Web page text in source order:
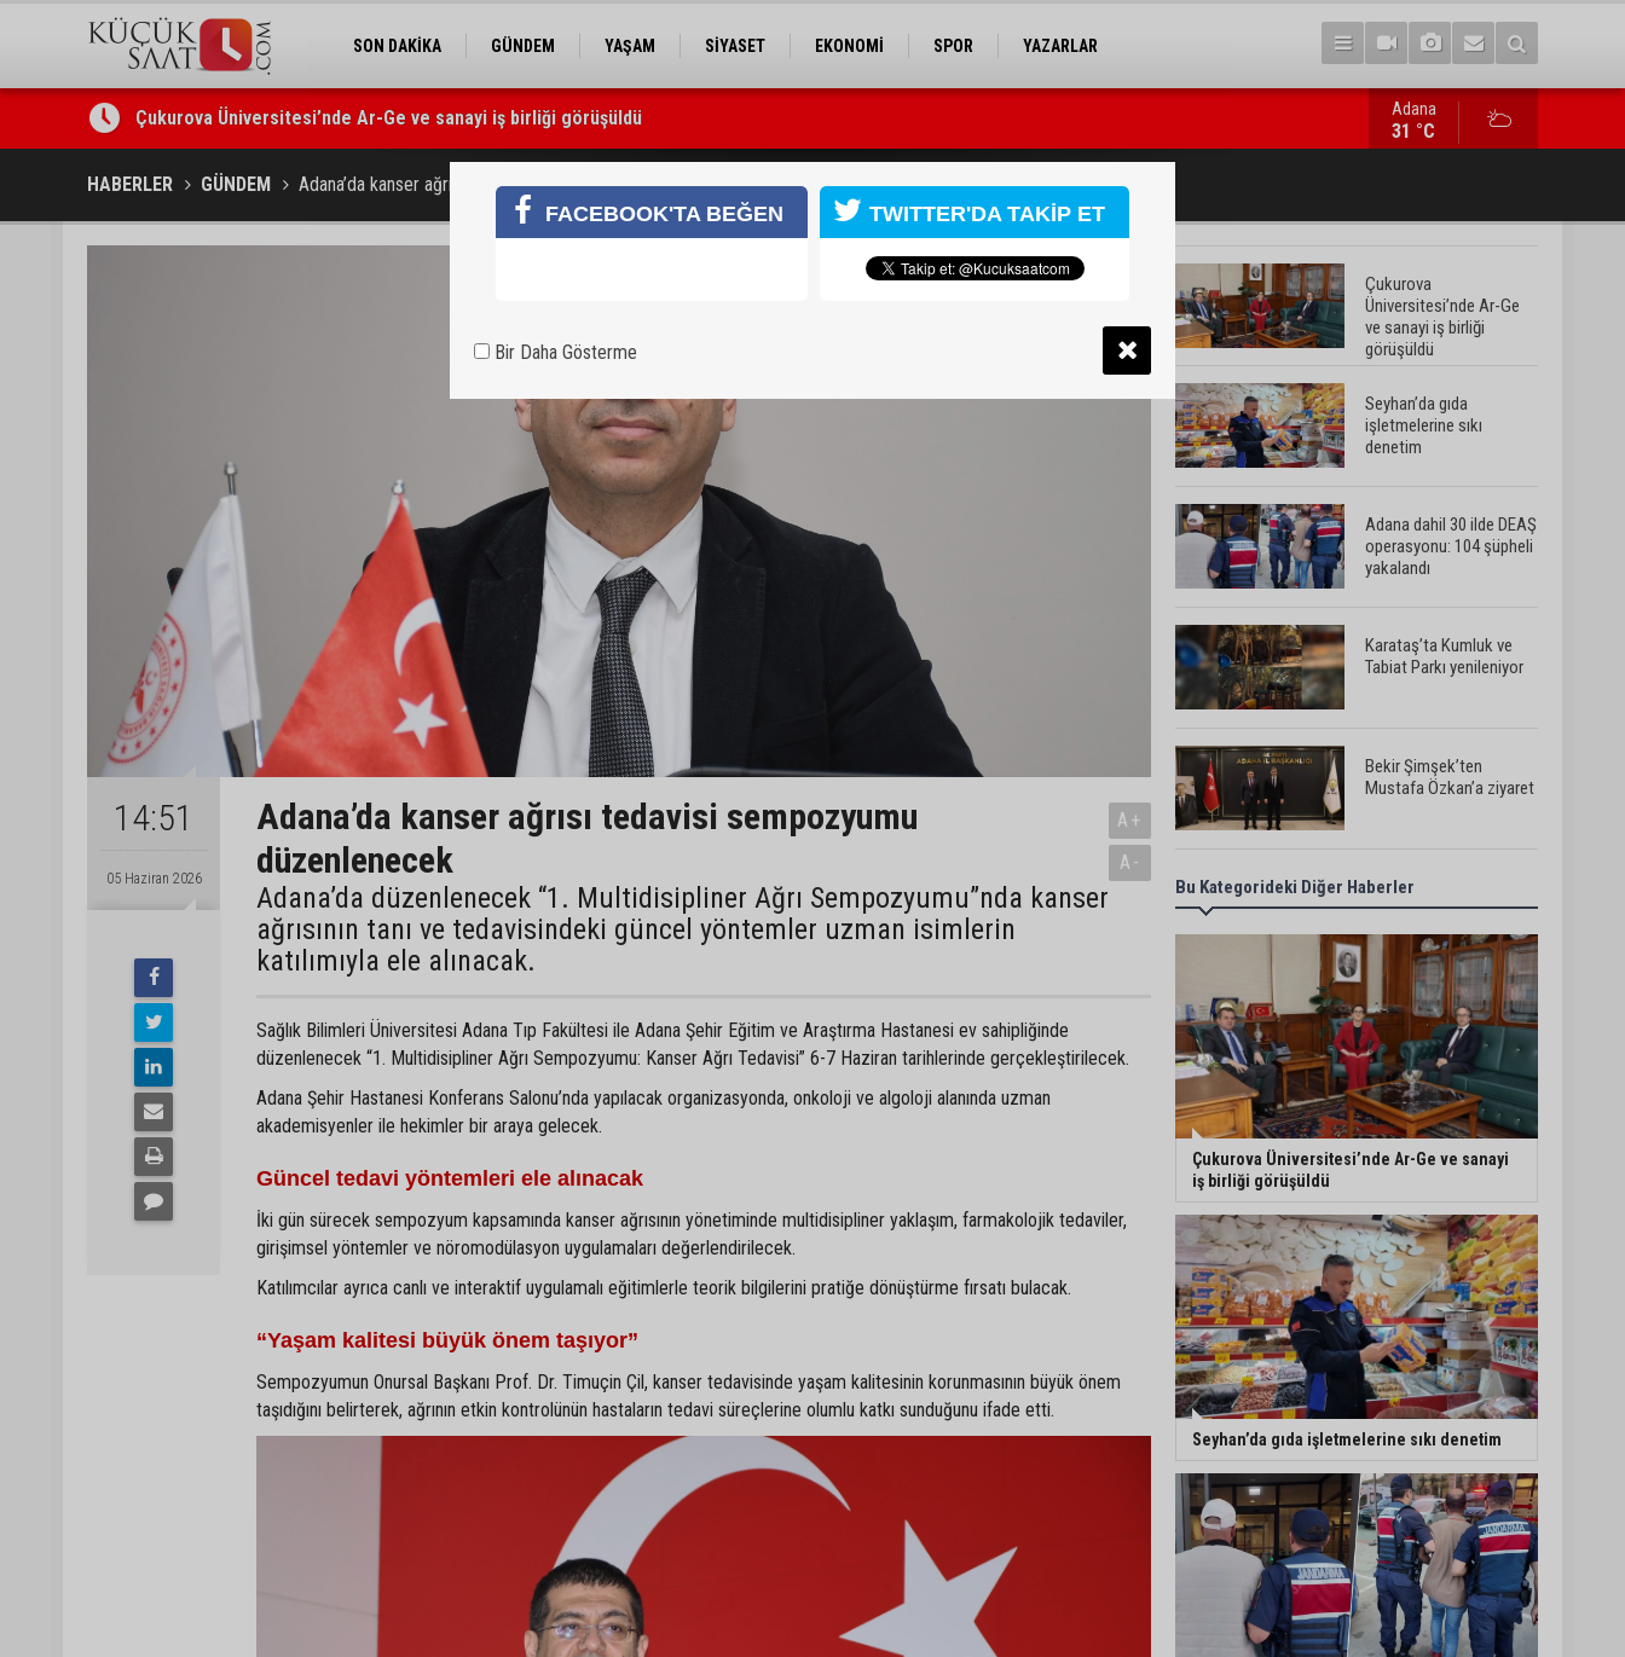
SON DAKİKA GÜNDEM YAŞAM SİYASET EKONOMİ SPOR YAZARLAR
Çukurova Üniversitesi’nde Ar-Ge ve sanayi iş birliği görüşüldü
Seyhan’da gıda işletmelerine sıkı denetim
Adana dahil 30 ilde DEAŞ operasyonu: 104 şüpheli yakalandı
Adana
31 °C
HABERLER GÜNDEM Adana’da kanser ağrısı tedavisi sempozyumu düzenlenecek
14:51
05 Haziran 2026
Adana’da kanser ağrısı tedavisi sempozyumu
düzenlenecek
Adana’da düzenlenecek “1. Multidisipliner Ağrı Sempozyumu”nda kanser
ağrısının tanı ve tedavisindeki güncel yöntemler uzman isimlerin
katılımıyla ele alınacak.
A+
A-
Sağlık Bilimleri Üniversitesi Adana Tıp Fakültesi ile Adana Şehir Eğitim ve Araştırma Hastanesi ev sahipliğinde
düzenlenecek “1. Multidisipliner Ağrı Sempozyumu: Kanser Ağrı Tedavisi” 6-7 Haziran tarihlerinde gerçekleştirilecek.
Adana Şehir Hastanesi Konferans Salonu’nda yapılacak organizasyonda, onkoloji ve algoloji alanında uzman
akademisyenler ile hekimler bir araya gelecek.
Güncel tedavi yöntemleri ele alınacak
İki gün sürecek sempozyum kapsamında kanser ağrısının yönetiminde multidisipliner yaklaşım, farmakolojik tedaviler,
girişimsel yöntemler ve nöromodülasyon uygulamaları değerlendirilecek.
Katılımcılar ayrıca canlı ve interaktif uygulamalı eğitimlerle teorik bilgilerini pratiğe dönüştürme fırsatı bulacak.
“Yaşam kalitesi büyük önem taşıyor”
Sempozyumun Onursal Başkanı Prof. Dr. Timuçin Çil, kanser tedavisinde yaşam kalitesinin korunmasının büyük önem
taşıdığını belirterek, ağrının etkin kontrolünün hastaların tedavi süreçlerine olumlu katkı sunduğunu ifade etti.
Çukurova
Üniversitesi’nde Ar-Ge
ve sanayi iş birliği
görüşüldü
Seyhan’da gıda
işletmelerine sıkı
denetim
Adana dahil 30 ilde DEAŞ
operasyonu: 104 şüpheli
yakalandı
Karataş’ta Kumluk ve
Tabiat Parkı yenileniyor
Bekir Şimşek’ten
Mustafa Özkan’a ziyaret
Ceyhan’da asfalt
çalışmaları sürüyor
Ceyhan’da açık hava
sineması keyfi iki farklı
parkta devam ediyor
5. Yunusoğlu Futbol
Turnuvası’nda final
heyecanı
Ceyhan’da Necdet
Sevinç Parkı’nda bakım
çalışması
Orhan Bayram’dan AK
Parti’ye Yüreğir çıkışı:
“Bizim belediye meclis
üyelerimize ne yaptınız?
Bu Kategorideki Diğer Haberler
Çukurova Üniversitesi’nde Ar-Ge ve sanayi
iş birliği görüşüldü
Seyhan’da gıda işletmelerine sıkı denetim
FACEBOOK'TA BEĞEN TWITTER'DA TAKİP ET
Bir Daha Gösterme